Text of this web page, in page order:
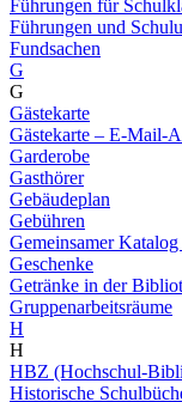
Führungen für
Führungen und
Fundsachen
G
G
Gästekarte
Gästekarte – E-Mail-
Garderobe
Gasthörer
Gebäudeplan
Gebühren
Gemeinsamer
Geschenke
Getränke in der
Gruppenarbeitsräume
H
H
HBZ (Hochschul-
Historische